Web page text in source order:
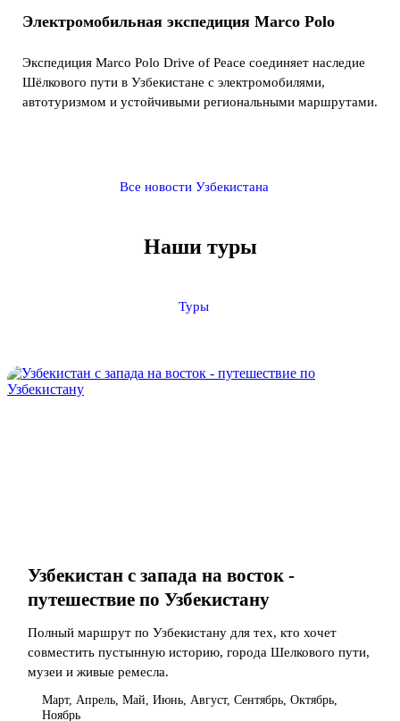
Электромобильная экспедиция Marco Polo
Экспедиция Marco Polo Drive of Peace соединяет наследие
Шёлкового пути в Узбекистане с электромобилями,
автотуризмом и устойчивыми региональными маршрутами.
Все новости Узбекистана
Наши туры
Туры
Узбекистан с запада на восток -
путешествие по Узбекистану
Полный маршрут по Узбекистану для тех, кто хочет
совместить пустынную историю, города Шелкового пути,
музеи и живые ремесла.
Март, Апрель, Май, Июнь, Август, Сентябрь, Октябрь,
Ноябрь